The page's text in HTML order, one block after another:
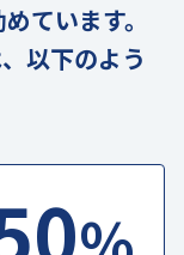
ています。
以下のよう